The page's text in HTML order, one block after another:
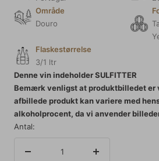
Område
Douro
Flaskestørrelse
3/1 ltr
Denne vin indeholder SULFITTER
Bemærk venligst at produktbilledet er
afbillede produkt kan variere med
alkoholprocent, da vi anvender
Antal:
Forøg